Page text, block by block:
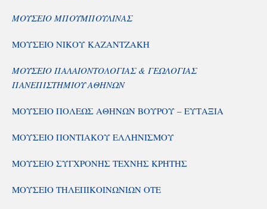
ΜΟΥΣΕΙΟ ΜΠΟΥΜΠΟΥΛΙΝΑΣ
ΜΟΥΣΕΙΟ ΝΙΚΟΥ ΚΑΖΑΝΤΖΑΚΗ
ΜΟΥΣΕΙΟ ΠΑΛΑΙΟΝΤΟΛΟΓΙΑΣ & ΓΕΩΛΟΓΙΑΣ
ΠΑΝΕΠΙΣΤΗΜΙΟΥ ΑΘΗΝΩΝ
ΜΟΥΣΕΙΟ ΠΟΛΕΩΣ ΑΘΗΝΩΝ ΒΟΥΡΟΥ – ΕΥΤΑΞΙΑ
ΜΟΥΣΕΙΟ ΠΟΝΤΙΑΚΟΥ ΕΛΛΗΝΙΣΜΟΥ
ΜΟΥΣΕΙΟ ΣΥΓΧΡΟΝΗΣ ΤΕΧΝΗΣ ΚΡΗΤΗΣ
ΜΟΥΣΕΙΟ ΤΗΛΕΠΙΚΟΙΝΩΝΙΩΝ ΟΤΕ